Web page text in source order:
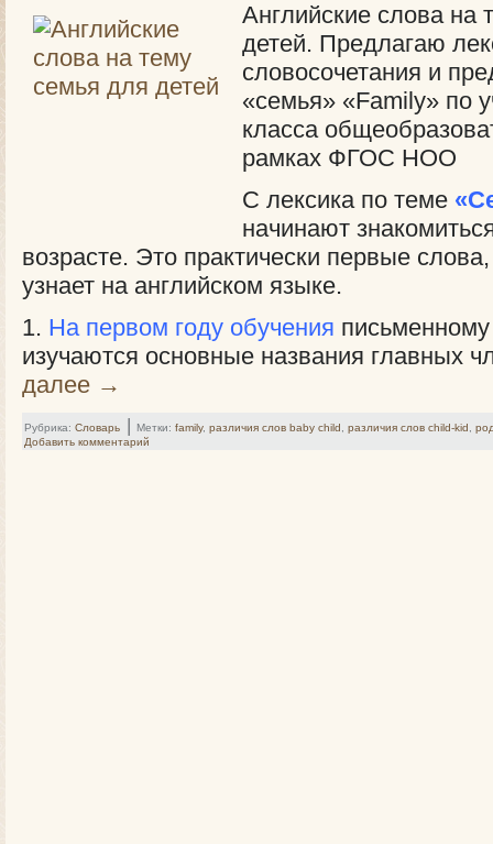
Английские слова на
детей. Предлагаю
словосочетания и
«семья» «Family» по
класса
рамках ФГОС НОО
С лексика по теме
начинают
возрасте. Это практически первые
узнает на английском языке.
1. На первом году обучения
изучаются основные названия главных
далее →
Рубрика: Словарь | Метки: family, различия слов baby child различия слов child-kid
Добавить комментарий